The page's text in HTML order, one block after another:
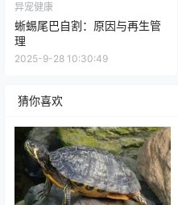
异宠健康
蜥蜴尾巴自割：原因与再生管
理
2025-9-28 10:30:49
猜你喜欢